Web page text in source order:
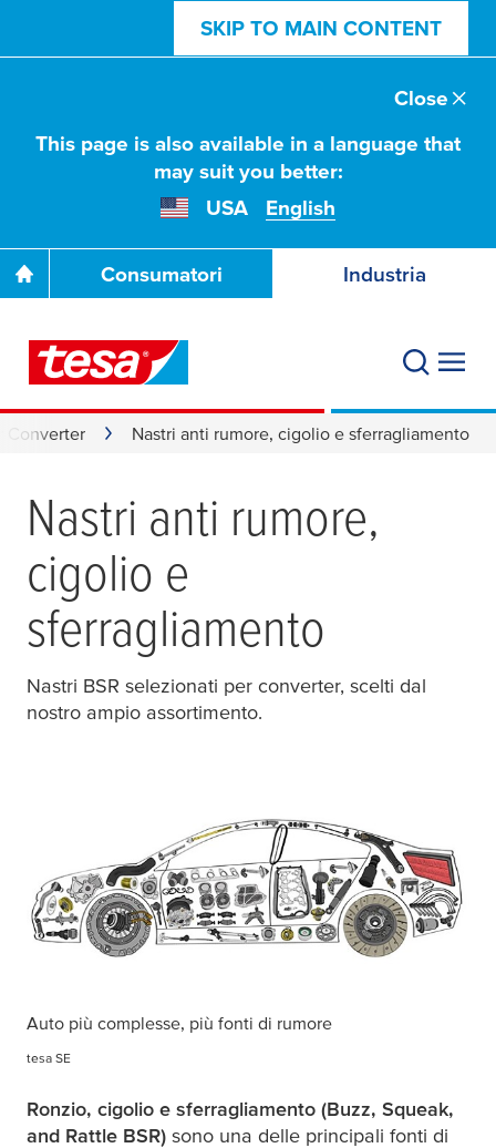
SKIP TO MAIN CONTENT
This page is also available in a language that
may suit you better:
USA
English
Close
Consumatori Industria
Converter Nastri anti rumore, cigolio e sferragliamento
Nastri anti rumore,
cigolio e
sferragliamento
Nastri BSR selezionati per converter, scelti dal
nostro ampio assortimento.
Auto più complesse, più fonti di rumore
tesa SE
Ronzio, cigolio e sferragliamento (Buzz, Squeak,
and Rattle BSR) sono una delle principali fonti di